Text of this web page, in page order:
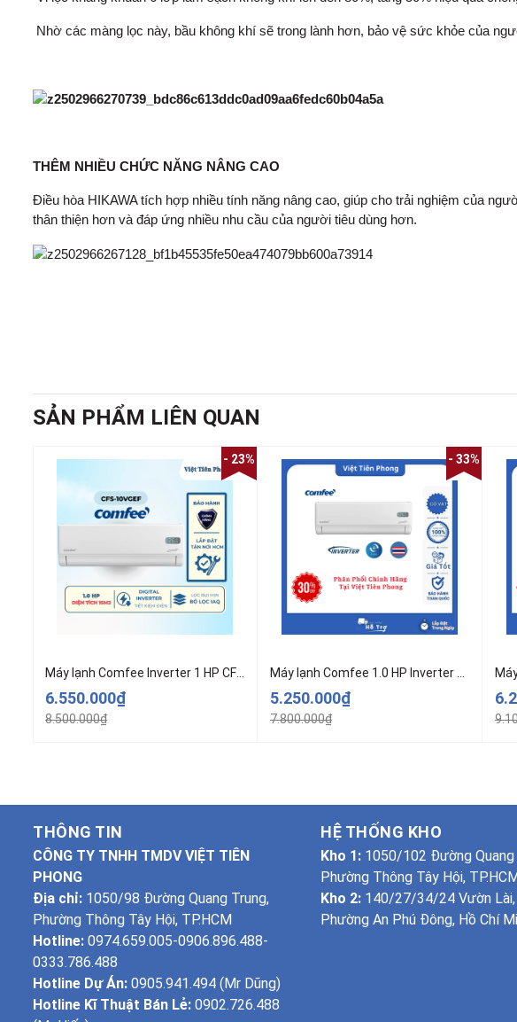
Nhờ các màng lọc này, bầu không khí sẽ trong lành hơn, bảo vệ sức khỏe của
THÊM NHIỀU CHỨC NĂNG NÂNG CAO
Điều hòa HIKAWA tích hợp nhiều tính năng nâng cao, giúp cho trải nghiệm của
thân thiện hơn và đáp ứng nhiều nhu cầu của người tiêu dùng hơn.
SẢN PHẨM LIÊN QUAN
- 23%
Máy lạnh Comfee Inverter 1 HP CFS-10VGEF model cao cấp
6.550.000₫
8.500.000₫
- 33%
Máy lạnh Comfee 1.0 HP Inverter CFS-10VGPF-V (Mode 2025)
5.250.000₫
7.800.000₫
THÔNG TIN
CÔNG TY TNHH TMDV VIỆT TIÊN
PHONG
Địa chỉ: 1050/98 Đường Quang Trung,
Phường Thông Tây Hội, TP.HCM
Hotline: 0974.659.005-0906.896.488-
0333.786.488
Hotline Dự Án: 0905.941.494 (Mr Dũng)
Hotline Kĩ Thuật Bán Lẻ: 0902.726.488
HỆ THỐNG KHO
Kho 1: 1050/102 Đường Quang
Phường Thông Tây Hội,
Kho 2: 140/27/34/24 Vườn Lài,
Phường An Phú Đông, Hồ Chí